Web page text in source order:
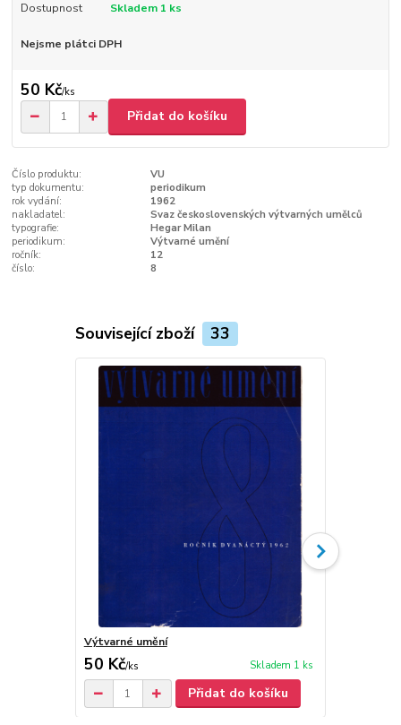
Dostupnost Skladem 1 ks
Nejsme plátci DPH
50 Kč/ks
Přidat do košíku
Číslo produktu:
VU
typ dokumentu:
periodikum
rok vydání:
1962
nakladatel:
Svaz československých výtvarných umělců
typografie:
Hegar Milan
periodikum:
Výtvarné umění
ročník:
12
číslo:
8
Související zboží 33
Výtvarné umění
50 Kč/ks Skladem 1 ks
Přidat do košíku